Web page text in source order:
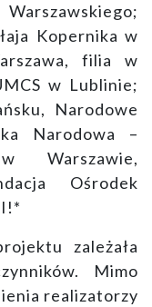
Kopernika w
filia w
w Lublinie;
Narodowe
Narodowa –
Warszawie,
Ośrodek
zależała
Mimo
realizatorzy